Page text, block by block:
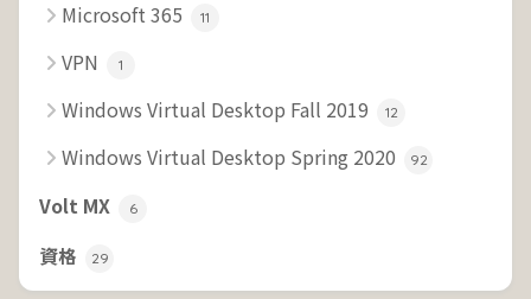
Microsoft 365 11
VPN 1
Windows Virtual Desktop Fall 2019 12
Windows Virtual Desktop Spring 2020 92
Volt MX 6
資格 29